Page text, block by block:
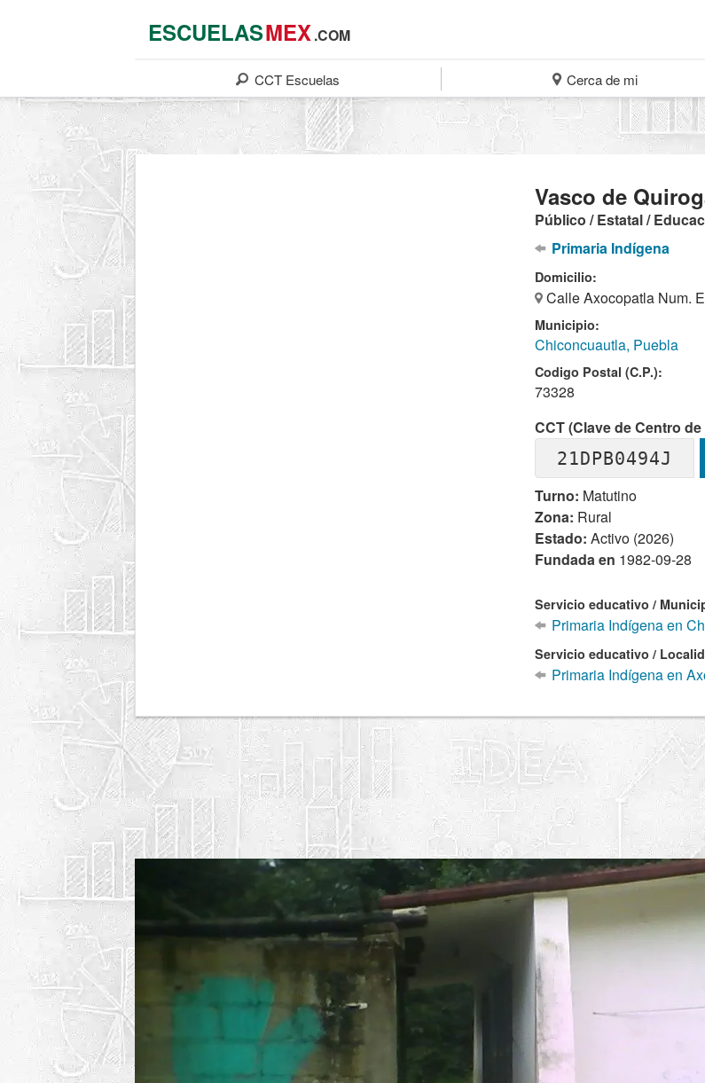
ESCUELASMEX.COM
CCT Escuelas Cerca de mi
Vasco de
Público / Estatal /
Primaria Indígena
Domicilio:
Calle Axocopatla Num.
Municipio:
Chiconcuautla, Puebla
Codigo Postal (C.P.):
73328
CCT (Clave de Centro
21DPB0494J
Turno: Matutino
Zona: Rural
Estado: Activo (2026)
Fundada en 1982-09-28
Servicio educativo /
Primaria Indígena en
Servicio educativo /
Primaria Indígena en